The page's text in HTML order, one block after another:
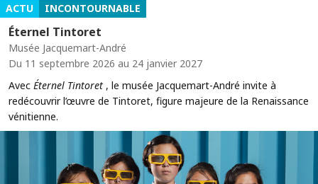
ACTU INCONTOURNABLE
Éternel Tintoret
Musée Jacquemart-André
Du 11 septembre 2026 au 24 janvier 2027
Avec Éternel Tintoret , le musée Jacquemart-André invite à
redécouvrir l’œuvre de Tintoret, figure majeure de la Renaissance
vénitienne.